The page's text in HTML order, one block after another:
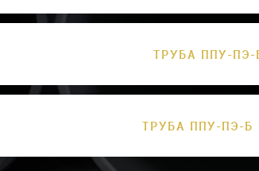
ТРУБА ППУ-ПЭ-
ТРУБА ППУ-ПЭ-Б